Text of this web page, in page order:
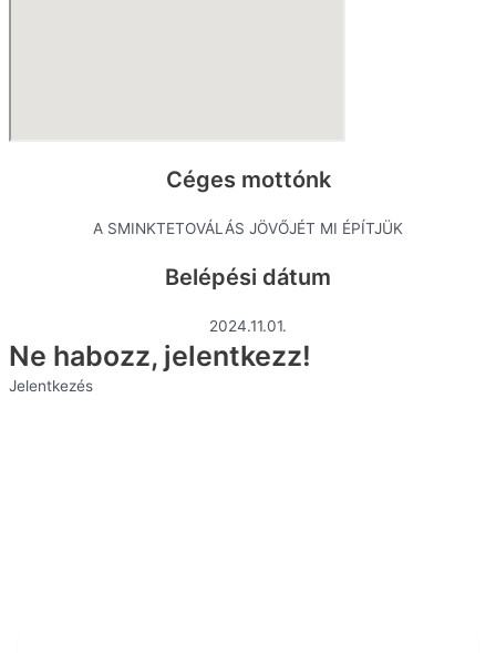
Céges mottónk
A SMINKTETOVÁLÁS JÖVŐJÉT MI ÉPÍTJÜK
Belépési dátum
2024.11.01.
Ne habozz, jelentkezz!
Jelentkezés